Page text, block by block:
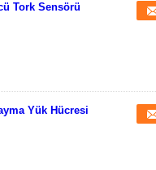
Tork Sensörü
Yük Hücresi